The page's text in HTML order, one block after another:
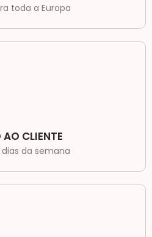
toda a Europa
CLIENTE
dias da semana